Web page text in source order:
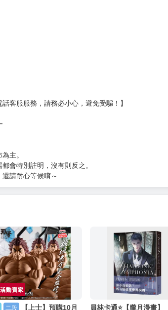
Ｅ破壞袋（快遞袋）
＋ＰＥ破壞袋（快遞袋）
箱出貨
加購）
客服服務，請務必小心，避免受騙！】
為主。
會特別註明，沒有則反之。
請耐心等候唷～